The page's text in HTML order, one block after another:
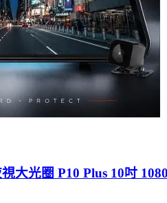
大光圈 P10 Plus 10吋